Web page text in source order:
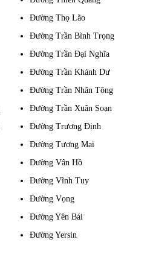
Đường Thọ Lão
Đường Trần Bình Trọng
Đường Trần Đại Nghĩa
Đường Trần Khánh Dư
Đường Trần Nhân Tông
Đường Trần Xuân Soạn
Đường Trương Định
Đường Tương Mai
Đường Vân Hồ
Đường Vĩnh Tuy
Đường Vọng
Đường Yên Bái
Đường Yersin